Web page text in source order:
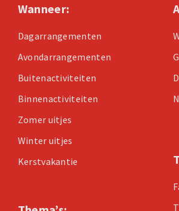
Wanneer:
Dagarrangementen
Avondarrangementen
Buitenactiviteiten
Binnenactiviteiten
Zomer uitjes
Winter uitjes
Kerstvakantie